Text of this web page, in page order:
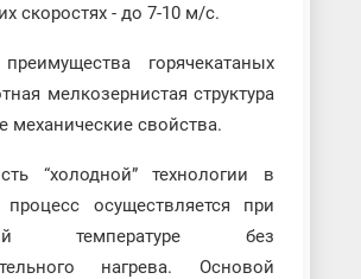
скоростях - до 7-10 м/с.
горячекатаных
мелкозернистая структура
механические свойства.
“холодной” технологии в
осуществляется при
температуре без
нагрева. Основой